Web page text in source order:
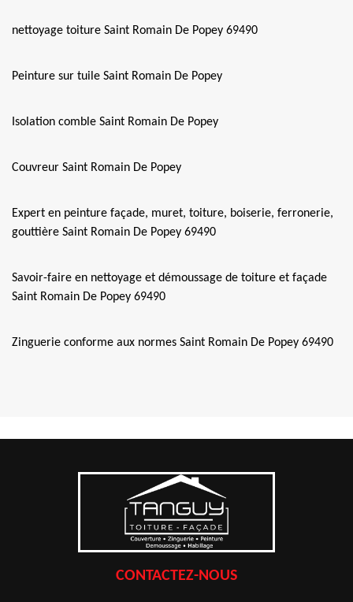
nettoyage toiture Saint Romain De Popey 69490
Peinture sur tuile Saint Romain De Popey
Isolation comble Saint Romain De Popey
Couvreur Saint Romain De Popey
Expert en peinture façade, muret, toiture, boiserie, ferronerie,
gouttière Saint Romain De Popey 69490
Savoir-faire en nettoyage et démoussage de toiture et façade
Saint Romain De Popey 69490
Zinguerie conforme aux normes Saint Romain De Popey 69490
CONTACTEZ-NOUS